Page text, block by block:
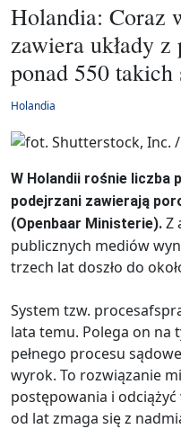
Holandia: Coraz
zawiera układy
ponad 550 takich
Holandia
W Holandii rośnie liczba
podejrzani zawierają
(Openbaar Ministerie). Z
publicznych mediów
trzech lat doszło do
System tzw.
lata temu. Polega on na
pełnego procesu
wyrok. To rozwiązanie
postępowania i
od lat zmaga się z